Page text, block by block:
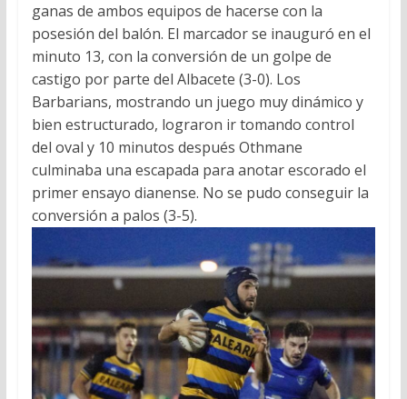
ganas de ambos equipos de hacerse con la
posesión del balón. El marcador se inauguró en el
minuto 13, con la conversión de un golpe de
castigo por parte del Albacete (3-0). Los
Barbarians, mostrando un juego muy dinámico y
bien estructurado, lograron ir tomando control
del oval y 10 minutos después Othmane
culminaba una escapada para anotar escorado el
primer ensayo dianense. No se pudo conseguir la
conversión a palos (3-5).